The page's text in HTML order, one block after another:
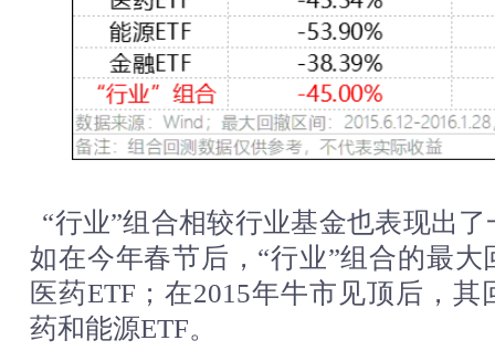
“行业”组合相较行业基金也表现出
如在今年春节后，“行业”组合的最
医药ETF；在2015年牛市见顶后，
药和能源ETF。